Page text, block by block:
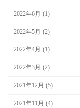
2022年6月 (1)
2022年5月 (2)
2022年4月 (1)
2022年3月 (2)
2021年12月 (5)
2021年11月 (4)